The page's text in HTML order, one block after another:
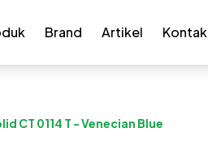
Brand Artikel Kontak
CT 0114 T - Venecian Blue